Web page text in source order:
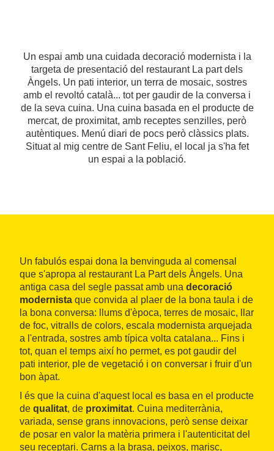
Un espai amb una cuidada decoració modernista i la
targeta de presentació del restaurant La part dels
Àngels. Un pati interior, un terra de mosaic, sostres
amb el revoltó català... tot per gaudir de la conversa i
de la seva cuina. Una cuina basada en el producte de
mercat, de proximitat, amb receptes senzilles, però
autèntiques. Menú diari de pocs però clàssics plats.
Situat al mig centre de Sant Feliu, el local ja s'ha fet
un espai a la població.
Un fabulós espai dona la benvinguda al comensal
que s'apropa al restaurant La Part dels Àngels. Una
antiga casa del segle passat amb una decoració
modernista que convida al plaer de la bona taula i de
la bona conversa: llums d'època, terres de mosaic, llar
de foc, vitralls de colors, escala modernista arquejada
a l'entrada, sostres amb típica volta catalana... Fins i
tot, quan el temps així ho permet, es pot gaudir del
pati interior, ple de vegetació i on conversar i fruir d'un
bon àpat.
I és que la cuina d'aquest local es basa en el producte
de qualitat, de proximitat. Cuina mediterrània,
variada, sense grans innovacions, però sense deixar
de posar en valor la matèria primera i l'autenticitat del
seu receptari. Carns a la brasa, peixos, marisc,